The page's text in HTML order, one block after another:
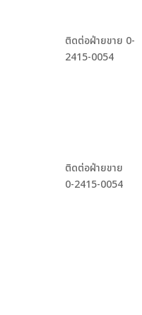
ติดต่อฝ่ายขาย 0-
2415-0054
ติดต่อฝ่ายขาย
0-2415-0054